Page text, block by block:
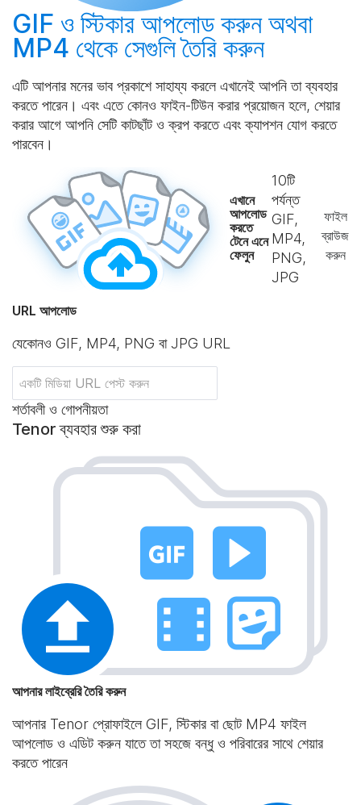
GIF ও স্টিকার আপলোড করুনঅথবা
MP4 থেকে সেগুলিতৈরি করুন
এটি আপনার মনের ভাব প্রকাশে সাহায্য করলে এখানেই আপনি তা ব্যবহার
করতে পারেন। এবং এতে কোনও ফাইন-টিউন করার প্রয়োজন হলে, শেয়ার
করার আগে আপনি সেটি কাটছাঁট ও ক্রপ করতে এবং ক্যাপশন যোগ করতে
পারবেন।
এখানে
আপলোড
করতে
টেনে এনে
ফেলুন
10টি
পর্যন্ত
GIF,
MP4,
PNG,
JPG
ফাইল
ব্রাউজ
করুন
URL আপলোড
যেকোনও GIF, MP4, PNG বা JPG URL
শর্তাবলী ও গোপনীয়তা
Tenor ব্যবহার শুরু করা
আপনার লাইব্রেরি তৈরি করুন
আপনার Tenor প্রোফাইলে GIF, স্টিকার বা ছোট MP4 ফাইল
আপলোড ও এডিট করুন যাতে তা সহজে বন্ধু ও পরিবারের সাথে শেয়ার
করতে পারেন